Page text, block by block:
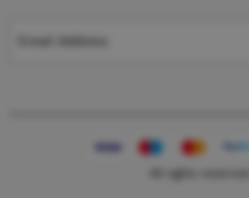
Email Address
All rights reserved.